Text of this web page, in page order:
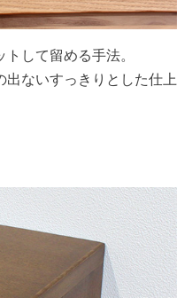
して留める手法。
出ないすっきりとした仕上